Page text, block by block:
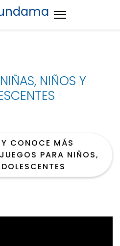
NIÑOS Y
CONOCE MÁS
PARA NIÑOS,